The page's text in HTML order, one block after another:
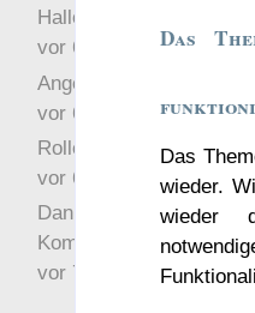
Das
Das
wieder.
wieder
Hallo Drak
vor 6 Jahre 10 Wochen
Angefragt
vor 6 Jahre 10 Wochen
Rollenspielrunde
vor 6 Jahre 10 Wochen
Danke für Deinen
Kommentar!
vor 7 Jahre 22 Wochen